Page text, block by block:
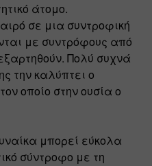
άτομο.
σε μια συντροφική
με συντρόφους από
Πολύ συχνά
την καλύπτει ο
οποίο στην ουσία ο
μπορεί εύκολα
σύντροφο με τη